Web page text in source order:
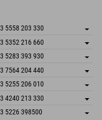
5558 203 330
Adres opslaan
Aankomstinformatie
Booking
5352 216 660
Adres opslaan
Booking
5283 393 930
Adres opslaan
Aankomstinformatie
Booking
7564 204 440
Adres opslaan
Booking
5255 206 010
Adres opslaan
Aankomstinformatie
Booking
4240 213 330
Adres opslaan
5226 398500